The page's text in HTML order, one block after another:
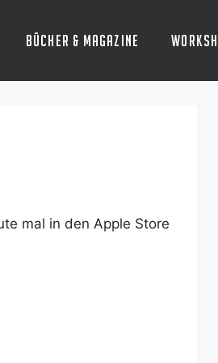
Bücher & Magazine
mal in den Apple Store